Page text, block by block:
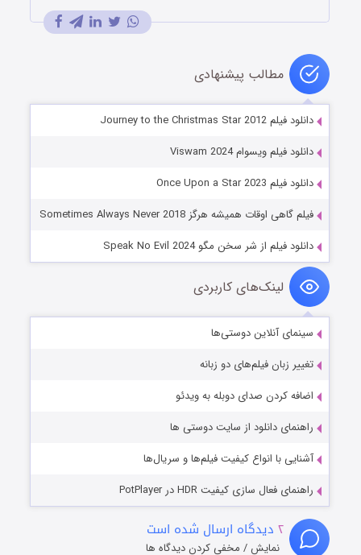
مطالب پیشنهادی
دانلود فیلم Journey to the Christmas Star 2012
دانلود فیلم ویسوام Viswam 2024
دانلود فیلم Once Upon a Star 2023
فیلم گاهی اوقات همیشه هرگز Sometimes Always Never 2018
دانلود فیلم از شر سخن مگو Speak No Evil 2024
لینک‌های کاربردی
سینمای آنلاین دوستی‌ها
تغییر زبان فیلم‌های دو زبانه
اضافه کردن صدای دوبله به ویدئو
راهنمای دانلود از سایت دوستی ها
آشنایی با انواع کیفیت فیلم‌ها و سریال‌ها
راهنمای فعال سازی کیفیت HDR در PotPlayer
۲ دیدگاه ارسال شده است
نمایش / مخفی کردن دیدگاه ها